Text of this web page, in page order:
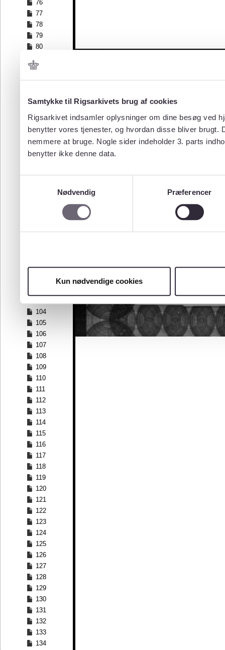
Samtykke til Rigsarkivets brug af cookies
Rigsarkivet indsamler oplysninger om dine besøg ved
benytter vores tjenester, og hvordan disse bliver
nemmere at bruge. Nogle sider indeholder 3. parts
benytter ikke denne data.
Nødvendig
Præferencer
Kun nødvendige cookies
76
77
78
79
80
82
83
85
87
88
89
90
97
100
104
105
106
107
108
109
110
111
112
113
114
115
116
117
118
119
120
121
122
123
124
125
126
127
128
129
130
131
132
133
134